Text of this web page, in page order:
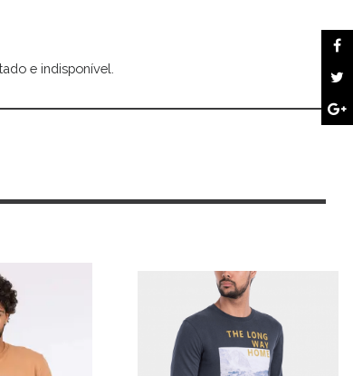
e indisponível.